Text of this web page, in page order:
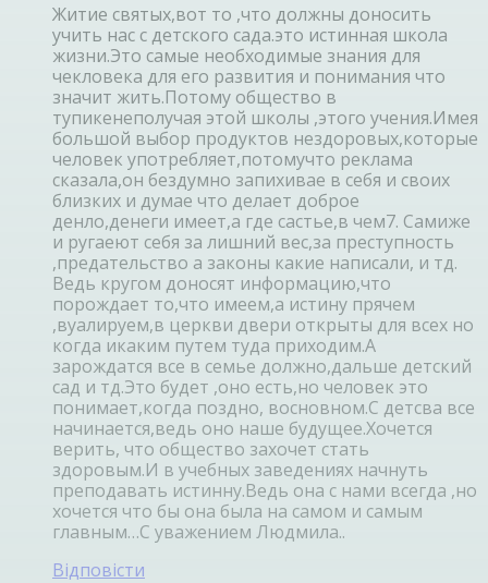
Житие святых,вот то ,что должны доносить
учить нас с детского сада.это истинная школа
жизни.Это самые необходимые знания для
чекловека для его развития и понимания что
значит жить.Потому общество в
тупикенеполучая этой школы ,этого учения.Имея
большой выбор продуктов нездоровых,которые
человек употребляет,потомучто реклама
сказала,он бездумно запихивае в себя и своих
близких и думае что делает доброе
денло,денеги имеет,а где састье,в чем7. Самиже
и ругаеют себя за лишний вес,за преступность
,предательство а законы какие написали, и тд.
Ведь кругом доносят информацию,что
порождает то,что имеем,а истину прячем
,вуалируем,в церкви двери открыты для всех но
когда икаким путем туда приходим.А
зарождатся все в семье должно,дальше детский
сад и тд.Это будет ,оно есть,но человек это
понимает,когда поздно, восновном.С детсва все
начинается,ведь оно наше будущее.Хочется
верить, что общество захочет стать
здоровым.И в учебных заведениях начнуть
преподавать истинну.Ведь она с нами всегда ,но
хочется что бы она была на самом и самым
главным…С уважением Людмила..
Відповісти